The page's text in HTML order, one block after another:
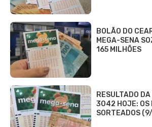
BOLÃO DO
MEGA-SENA
165 MILHÕES
RESULTADO
3042 HOJE: OS
SORTEADOS